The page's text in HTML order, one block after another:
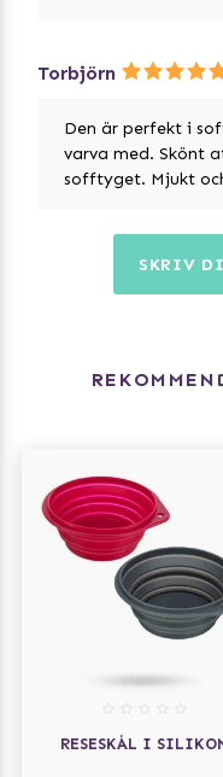
Torbjörn
Den är perfekt i
varva med. Skönt
sofftyget. Mjukt
SKRIV
RESESKÅL I